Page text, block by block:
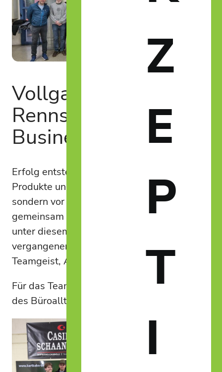
Vollgas auf der
Rennstrecke und im
Business
Erfolg entsteht nicht nur durch moderne
Produkte und technische Innovationen,
sondern vor allem durch Menschen, die
gemeinsam an einem Strang ziehen. Genau
unter diesem Motto stand unser
vergangener Freitag ganz im Zeichen von
Teamgeist, Austausch und Zusammenhalt.
Für das Team von Portalum ging es abseits
des Büroalltags direkt auf die Kartbahn.
Z
E
P
T
I